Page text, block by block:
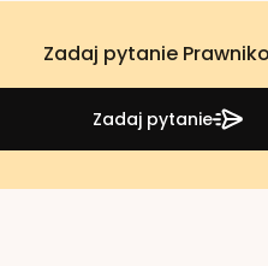
Zadaj pytanie
Zadaj pytanie